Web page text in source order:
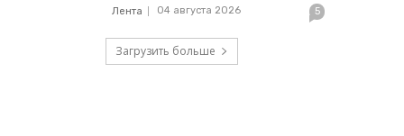
Лента 04 августа 2026 5
Загрузить больше